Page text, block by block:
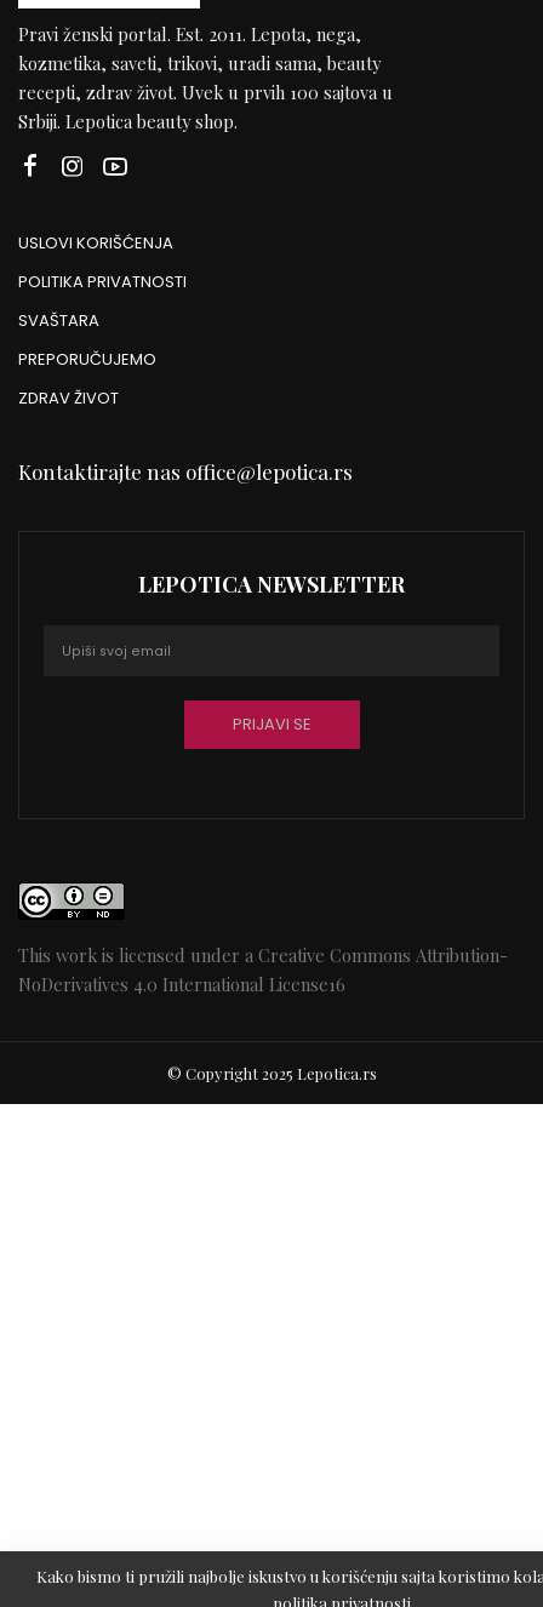
Pravi ženski portal. Est. 2011. Lepota, nega,
kozmetika, saveti, trikovi, uradi sama, beauty
recepti, zdrav život. Uvek u prvih 100 sajtova u
Srbiji. Lepotica beauty shop.
USLOVI KORIŠĆENJA
POLITIKA PRIVATNOSTI
SVAŠTARA
PREPORUČUJEMO
ZDRAV ŽIVOT
Kontaktirajte nas office@lepotica.rs
LEPOTICA NEWSLETTER
This work is licensed under a Creative Commons Attribution-
NoDerivatives 4.0 International License16
© Copyright 2025 Lepotica.rs
Kako bismo ti pružili najbolje iskustvo u korišćenju sajta koristimo
politika privatnosti